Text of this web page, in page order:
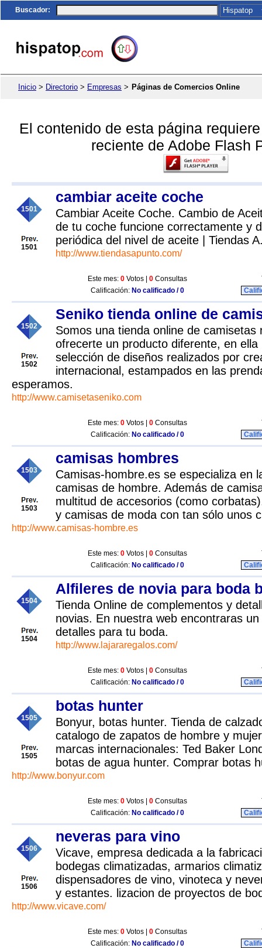
Buscador:
Inicio > Directorio > Empresas > Páginas de Comercios Online
El contenido de esta página
reciente de Adobe Flash
1501
1501
cambiar aceite coche
Cambiar Aceite Coche. Cambio de
de tu coche funcione correctamente y
periódica del nivel de aceite | Tiendas
http://www.tiendasapunto.com/
Este mes: 0 Votos | 0 Consultas
Calificación: No calificado / 0
1502
1502
Seniko tienda online de
Somos una tienda online de camisetas
ofrecerte un producto diferente, en
selección de diseños realizados por
internacional, estampados en las
esperamos.
http://www.camisetaseniko.com
Este mes: 0 Votos | 0 Consultas
Calificación: No calificado / 0
1503
1503
camisas hombres
Camisas-hombre.es se especializa en
camisas de hombre. Además de
multitud de accesorios (como
y camisas de moda con tan sólo unos
http://www.camisas-hombre.es
Este mes: 0 Votos | 0 Consultas
Calificación: No calificado / 0
1504
1504
Alfileres de novia para boda
Tienda Online de complementos y
novias. En nuestra web encontraras
detalles para tu boda.
http://www.lajararegalos.com/
Este mes: 0 Votos | 0 Consultas
Calificación: No calificado / 0
1505
1505
botas hunter
Bonyur, botas hunter. Tienda de
catalogo de zapatos de hombre y
marcas internacionales: Ted Baker
botas de agua hunter. Comprar botas
http://www.bonyur.com
Este mes: 0 Votos | 0 Consultas
Calificación: No calificado / 0
1506
1506
neveras para vino
Vicave, empresa dedicada a la
bodegas climatizadas, armarios
dispensadores de vino, vinoteca y
y estantes. lizacion de proyectos de
http://www.vicave.com/
Este mes: 0 Votos | 0 Consultas
Calificación: No calificado / 0